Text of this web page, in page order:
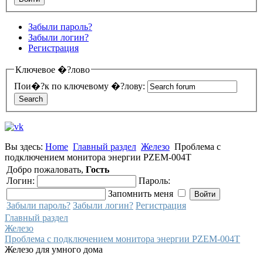
Забыли пароль?
Забыли логин?
Регистрация
Ключевое �?лово
Пои�?к по ключевому �?лову:
Вы здесь: Home Главный раздел Железо Проблема с
подключением монитора энергии PZEM-004T
Добро пожаловать, Гость
Логин:
Пароль:
Запомнить меня
Забыли пароль? Забыли логин? Регистрация
Главный раздел
Железо
Проблема с подключением монитора энергии PZEM-004T
Железо для умного дома